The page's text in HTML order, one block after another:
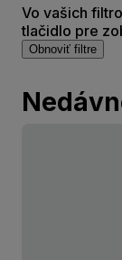
Vo vašich
tlačidlo pre
Obnoviť filtre